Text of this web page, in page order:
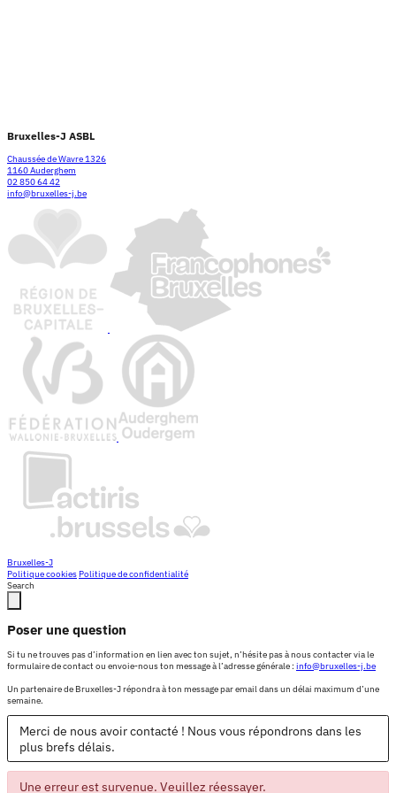
Bruxelles-J ASBL
Chaussée de Wavre 1326
1160 Auderghem
02 850 64 42
info@bruxelles-j.be
Bruxelles-J
Politique cookies Politique de confidentialité
Search
Poser une question
Si tu ne trouves pas d’information en lien avec ton sujet, n’hésite pas à nous contacter via le
formulaire de contact ou envoie-nous ton message à l’adresse générale : info@bruxelles-j.be
Un partenaire de Bruxelles-J répondra à ton message par email dans un délai maximum d’une
semaine.
Merci de nous avoir contacté ! Nous vous répondrons dans les
plus brefs délais.
Une erreur est survenue. Veuillez réessayer.